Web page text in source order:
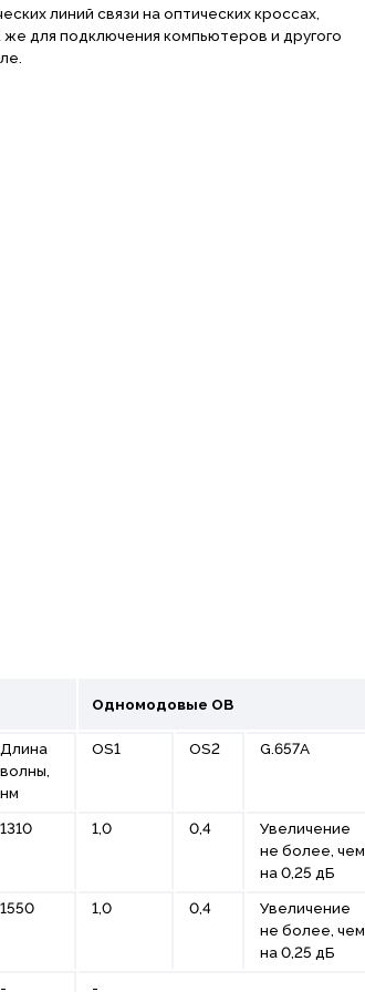
линий связи на оптических кроссах,
для подключения компьютеров и другого
Одномодовые ОВ
Длина
волны,
нм
ОS1 OS2 G.657A
1310 1,0 0,4
Увеличение
не более, чем
на 0,25 дБ
1550 1,0 0,4
Увеличение
не более, чем
на 0,25 дБ
- -